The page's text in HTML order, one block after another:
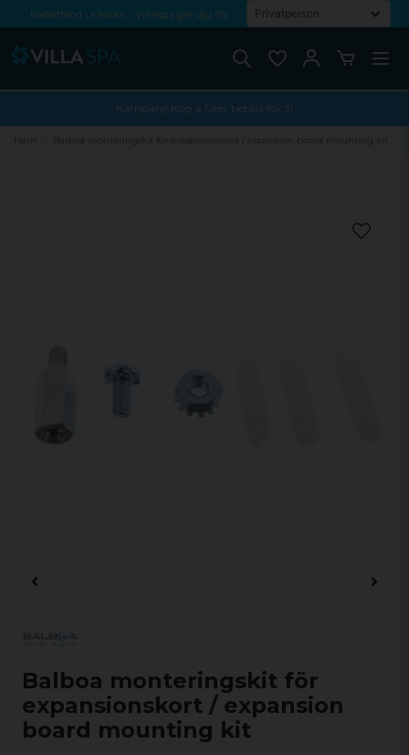
Rabattkod i kassan - Villaspa ger dig 5%
Kampanj! Köp 4 filter betala för 3!
Hem Balboa monteringskit för expansionskort / expansion board mounting kit
Balboa monteringskit för
expansionskort / expansion
board mounting kit